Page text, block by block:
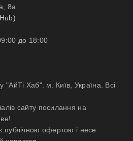
8а
до 18:00
Хаб". м. Київ, Україна. Всі
сайту посилання на
публічною офертою і несе